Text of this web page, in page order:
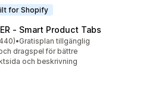
for Shopify
‑ Smart Product Tabs
stjärnor
totalt
•Gratisplan tillgänglig
dragspel för bättre
och beskrivning